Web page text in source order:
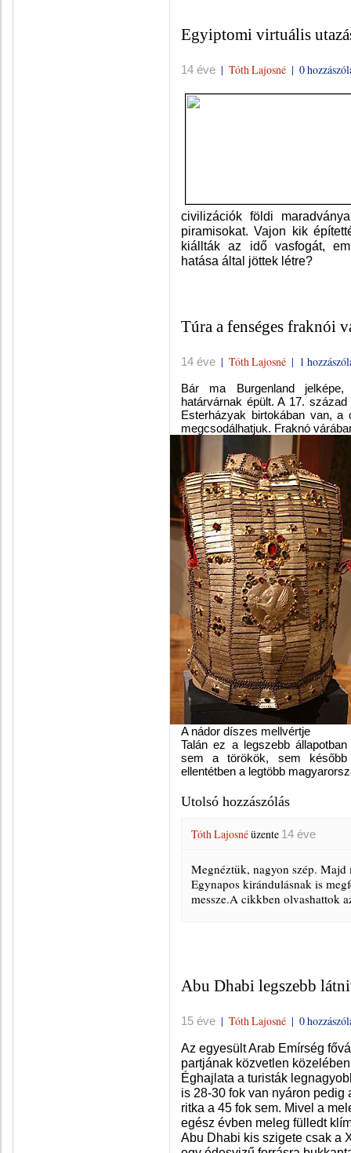
Egyiptomi virtuális
14 éve | Tóth Lajosné | 0
civilizációk földi
piramisokat. Vajon kik
kiállták az idő vasfogát,
hatása által jöttek létre?
Túra a fenséges fraknói
14 éve | Tóth Lajosné | 1
Bár ma Burgenland
határvárnak épült. A 17.
Esterházyak birtokában van,
megcsodálhatjuk. Fraknó
A nádor díszes mellvértje
Talán ez a legszebb
sem a törökök, sem
ellentétben a legtöbb
Utolsó hozzászólás
Tóth Lajosnéüzente 14 éve
Megnéztük, nagyon szép. Majd
Egynapos kirándulásnak is
messze.A cikkben olvashattok
Abu Dhabi legszebb
15 éve | Tóth Lajosné | 0
Az egyesült Arab Emírség
partjának közvetlen
Éghajlata a turisták
is 28-30 fok van nyáron
ritka a 45 fok sem. Mivel a
egész évben meleg fülledt
Abu Dhabi kis szigete csak a